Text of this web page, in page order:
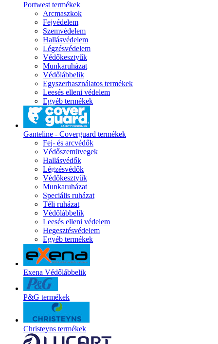
Portwest termékek
Arcmaszkok
Fejvédelem
Szemvédelem
Hallásvédelem
Légzésvédelem
Védőkesztyűk
Munkaruházat
Védőlábbelik
Egyszerhasználatos termékek
Leesés elleni védelem
Egyéb termékek
Ganteline - Coverguard termékek
Fej- és arcvédők
Védőszemüvegek
Hallásvédők
Légzésvédők
Védőkesztyűk
Munkaruházat
Speciális ruházat
Téli ruházat
Védőlábbelik
Leesés elleni védelem
Hegesztésvédelem
Egyéb termékek
Exena Védőlábbelik
P&G termékek
Christeyns termékek